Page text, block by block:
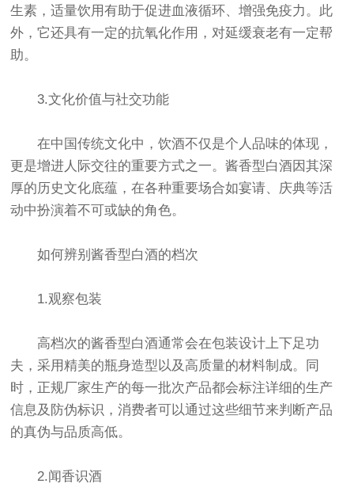
生素，适量饮用有助于促进血液循环、增强免疫力。此
外，它还具有一定的抗氧化作用，对延缓衰老有一定帮
助。
3.文化价值与社交功能
在中国传统文化中，饮酒不仅是个人品味的体现，
更是增进人际交往的重要方式之一。酱香型白酒因其深
厚的历史文化底蕴，在各种重要场合如宴请、庆典等活
动中扮演着不可或缺的角色。
如何辨别酱香型白酒的档次
1.观察包装
高档次的酱香型白酒通常会在包装设计上下足功
夫，采用精美的瓶身造型以及高质量的材料制成。同
时，正规厂家生产的每一批次产品都会标注详细的生产
信息及防伪标识，消费者可以通过这些细节来判断产品
的真伪与品质高低。
2.闻香识酒